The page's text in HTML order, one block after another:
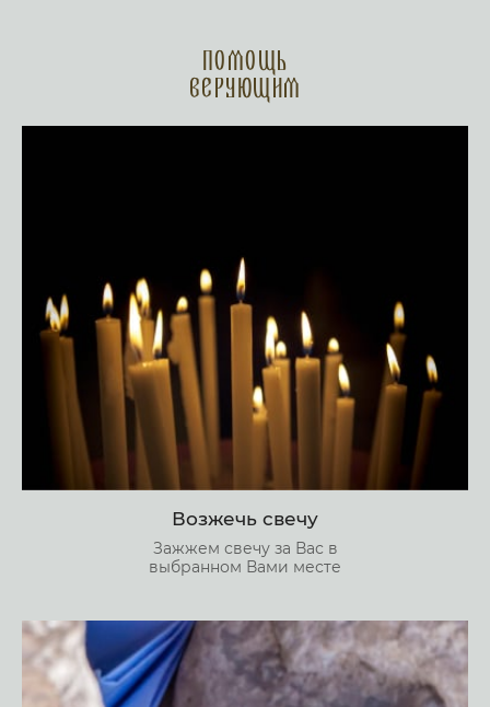
Помощь
верующим
Возжечь свечу
Зажжем свечу за Вас в
выбранном Вами месте